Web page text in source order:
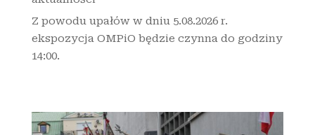
Z powodu upałów w dniu 5.08.2026 r.
ekspozycja OMPiO będzie czynna do godziny
14:00.